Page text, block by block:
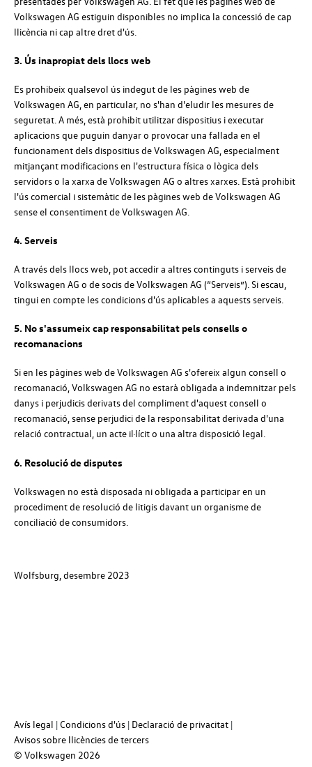
Volkswagen AG estiguin disponibles no implica la concessió de cap
llicència ni cap altre dret d'ús.
3. Ús inapropiat dels llocs web
Es prohibeix qualsevol ús indegut de les pàgines web de
Volkswagen AG, en particular, no s'han d'eludir les mesures de
seguretat. A més, està prohibit utilitzar dispositius i executar
aplicacions que puguin danyar o provocar una fallada en el
funcionament dels dispositius deVolkswagen AG, especialment
mitjançant modificacions en l'estructura física o lògica dels
servidors o la xarxa deVolkswagen AG o altres xarxes. Està prohibit
l'ús comercial i sistemàtic de les pàgines web deVolkswagen AG
sense el consentiment deVolkswagen AG.
4. Serveis
A través dels llocs web, pot accedir a altres continguts i serveis de
Volkswagen AG o de socis de Volkswagen AG (“Serveis”). Si escau,
tingui en compte les condicions d'ús aplicables a aquests serveis.
5. No s'assumeix cap responsabilitat pels consells o
recomanacions
Si en les pàgines web deVolkswagen AG s'ofereix algun consell o
recomanació,Volkswagen AG no estarà obligada a indemnitzar pels
danys i perjudicis derivats del compliment d'aquest consell o
recomanació, sense perjudici de la responsabilitat derivada d'una
relació contractual, un acte il·lícit o una altra disposició legal.
6. Resolució de disputes
Volkswagen no està disposada ni obligada a participar en un
procediment de resolució de litigis davant un organisme de
conciliació de consumidors.
Wolfsburg, desembre 2023
© Volkswagen 2026
Avís legal Condicions d'ús Declaració de privacitat
Avisos sobre llicències de tercers